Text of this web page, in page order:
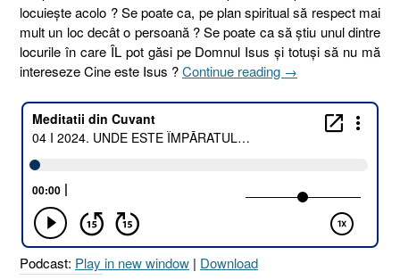
locuiește acolo ? Se poate ca, pe plan spiritual să respect mai
mult un loc decât o persoană ? Se poate ca să știu unul dintre
locurile în care ÎL pot găsi pe Domnul Isus și totuși să nu mă
intereseze Cine este Isus ?Continue reading „04
2024.
SAU
CINE
ÎMPĂRATUL
→
Podcast: Play in new window | Download